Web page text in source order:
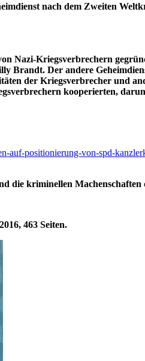
nach dem Zweiten
Nazi-Kriegsverbrechern
Der andere
der Kriegsverbrecher und
kooperierten,
positionierung-von-spd-
die kriminellen Machenschaften
463 Seiten.